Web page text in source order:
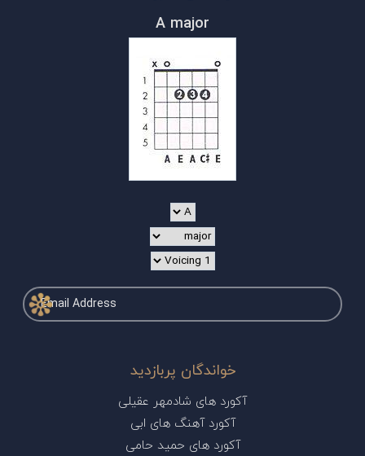
A major
خواندگان پربازدید
آکورد های شادمهر عقیلی
آکورد آهنگ های ابی
آکورد های حمید حامی